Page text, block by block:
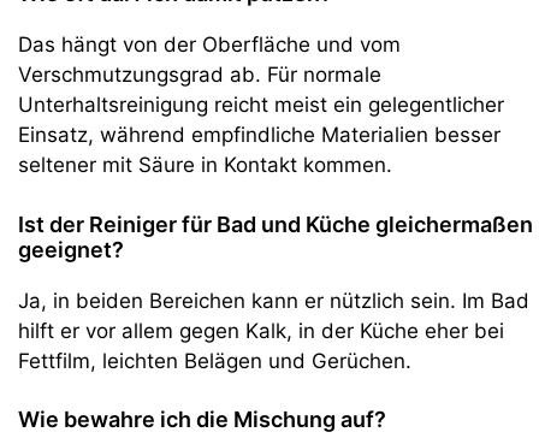
Das hängt von der Oberfläche und vom
Verschmutzungsgrad ab. Für normale
Unterhaltsreinigung reicht meist ein gelegentlicher
Einsatz, während empfindliche Materialien besser
seltener mit Säure in Kontakt kommen.
Ist der Reiniger für Bad und Küche gleichermaßen
geeignet?
Ja, in beiden Bereichen kann er nützlich sein. Im Bad
hilft er vor allem gegen Kalk, in der Küche eher bei
Fettfilm, leichten Belägen und Gerüchen.
Wie bewahre ich die Mischung auf?